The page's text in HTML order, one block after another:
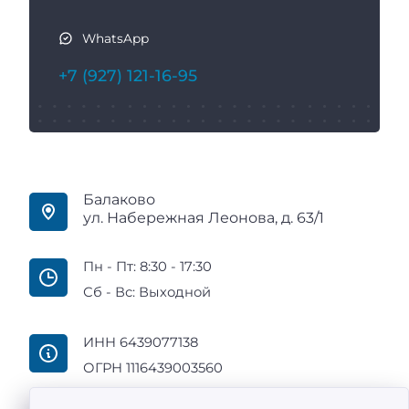
WhatsApp
+7 (927) 121-16-95
Балаково
ул. Набережная Леонова, д. 63/1
Пн - Пт: 8:30 - 17:30
Сб - Вс: Выходной
ИНН 6439077138
ОГРН 1116439003560